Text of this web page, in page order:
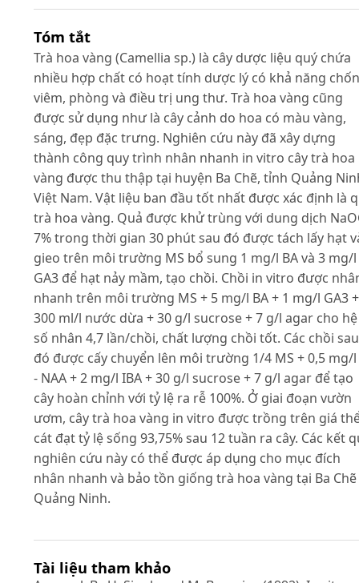
Tóm tắt
Trà hoa vàng (Camellia sp.) là cây dược liệu quý chứa
nhiều hợp chất có hoạt tính dược lý có khả năng
viêm, phòng và điều trị ung thư. Trà hoa vàng cũng
được sử dụng như là cây cảnh do hoa có màu vàng,
sáng, đẹp đặc trưng. Nghiên cứu này đã xây dựng
thành công quy trình nhân nhanh in vitro cây trà hoa
vàng được thu thập tại huyện Ba Chẽ, tỉnh Quảng
Việt Nam. Vật liệu ban đầu tốt nhất được xác định là
trà hoa vàng. Quả được khử trùng với dung dịch
7% trong thời gian 30 phút sau đó được tách lấy hạt
gieo trên môi trường MS bổ sung 1 mg/l BA và 3 mg/l
GA3 để hạt nảy mầm, tạo chồi. Chồi in vitro được
nhanh trên môi trường MS + 5 mg/l BA + 1 mg/l GA3 +
300 ml/l nước dừa + 30 g/l sucrose + 7 g/l agar cho hệ
số nhân 4,7 lần/chồi, chất lượng chồi tốt. Các chồi sau
đó được cấy chuyển lên môi trường 1/4 MS + 0,5 mg/
- NAA + 2 mg/l IBA + 30 g/l sucrose + 7 g/l agar để tạo
cây hoàn chỉnh với tỷ lệ ra rễ 100%. Ở giai đoạn vườn
ươm, cây trà hoa vàng in vitro được trồng trên giá
cát đạt tỷ lệ sống 93,75% sau 12 tuần ra cây. Các kết
nghiên cứu này có thể được áp dụng cho mục đích
nhân nhanh và bảo tồn giống trà hoa vàng tại Ba Chẽ
Quảng Ninh.
Tài liệu tham khảo